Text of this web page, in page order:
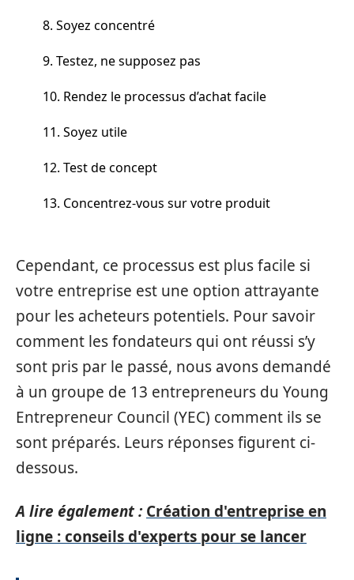
8. Soyez concentré
9. Testez, ne supposez pas
10. Rendez le processus d’achat facile
11. Soyez utile
12. Test de concept
13. Concentrez-vous sur votre produit
Cependant, ce processus est plus facile si
votre entreprise est une option attrayante
pour les acheteurs potentiels. Pour savoir
comment les fondateurs qui ont réussi s’y
sont pris par le passé, nous avons demandé
à un groupe de 13 entrepreneurs du Young
Entrepreneur Council (YEC) comment ils se
sont préparés. Leurs réponses figurent ci-
dessous.
A lire également : Création d'entreprise en
ligne : conseils d'experts pour se lancer